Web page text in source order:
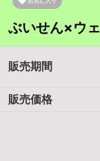
ぶいせん×ウ
販売期間
販売価格